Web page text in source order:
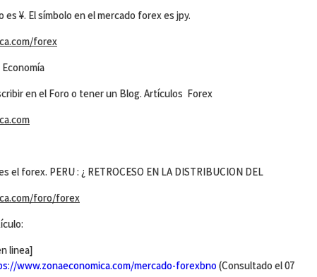
es ¥. El símbolo en el mercado forex es jpy.
forex
en el Foro o tener un Blog. Artículos Forex
el forex. PERU : ¿ RETROCESO EN LA DISTRIBUCION DEL
foro/forex
linea]
www.zonaeconomica.com/mercado-forexbno (Consultado el 07